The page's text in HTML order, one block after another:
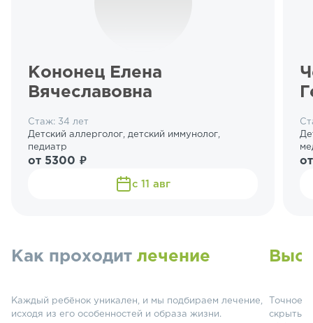
Кононец Елена
Вячеславовна
Стаж: 34 лет
Детский аллерголог, детский иммунолог,
педиатр
от 5300 ₽
с 11 авг
Как проходит лечение
Каждый ребёнок уникален, и мы подбираем лечение,
исходя из его особенностей и образа жизни.
Точное
скрытые